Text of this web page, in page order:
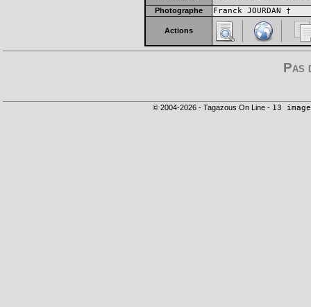
Photographe Franck JOURDAN †
Actions
Pas
© 2004-2026 - Tagazous On Line - 13